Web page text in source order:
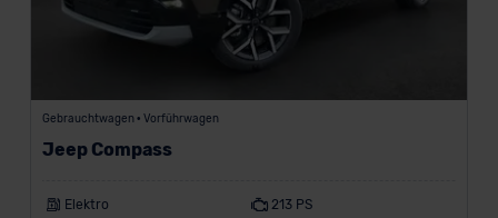
Gebrauchtwagen • Vorführwagen
Jeep Compass
Elektro
213 PS